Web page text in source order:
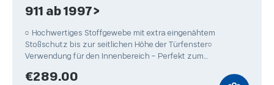
911 ab 1997>
○ Hochwertiges Stoffgewebe mit extra eingenähtem
Stoßschutz bis zur seitlichen Höhe der Türfenster○
Verwendung für den Innenbereich – Perfekt zum
Regular price:
€289.00